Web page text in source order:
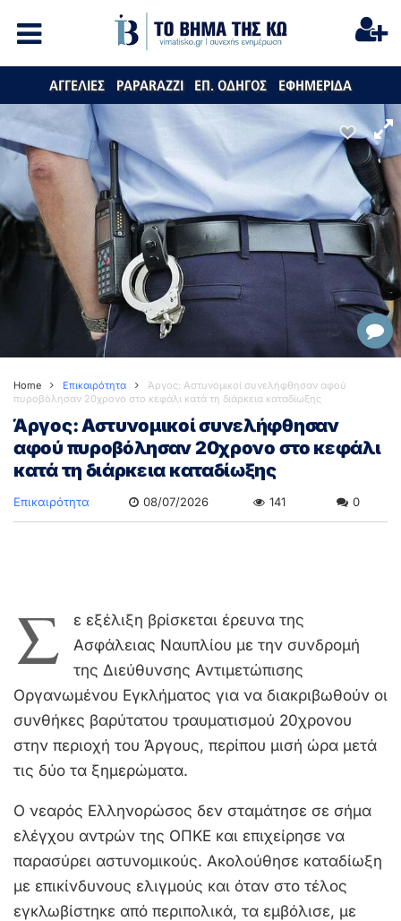
ΑΓΓΕΛΙΕΣ PAPARAZZI ΕΠ. ΟΔΗΓΟΣ ΕΦΗΜΕΡΙΔΑ
Home Επικαιρότητα
Άργος: Αστυνομικοί συνελήφθησαν αφού
πυροβόλησαν 20χρονο στο κεφάλι κατά τη διάρκεια καταδίωξης
Άργος: Αστυνομικοί συνελήφθησαν
αφού πυροβόλησαν 20χρονο στο κεφάλι
κατά τη διάρκεια καταδίωξης
Επικαιρότητα 08/07/2026 141 0
Σ
ε εξέλιξη βρίσκεται έρευνα της
Ασφάλειας Ναυπλίου με την συνδρομή
της Διεύθυνσης Αντιμετώπισης
Οργανωμένου Εγκλήματος για να διακριβωθούν οι
συνθήκες βαρύτατου τραυματισμού 20χρονου
στην περιοχή του Άργους, περίπου μισή ώρα μετά
τις δύο τα ξημερώματα.
Ο νεαρός Ελληνορώσος δεν σταμάτησε σε σήμα
ελέγχου αντρών της ΟΠΚΕ και επιχείρησε να
παρασύρει αστυνομικούς. Ακολούθησε καταδίωξη
με επικίνδυνους ελιγμούς και όταν στο τέλος
εγκλωβίστηκε από περιπολικά, τα εμβόλισε, με